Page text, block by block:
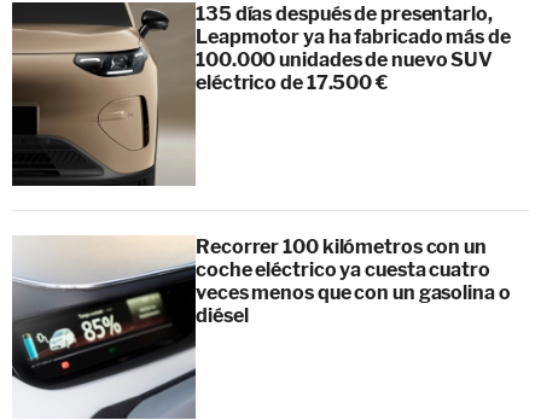
135 días después de presentarlo,
Leapmotor ya ha fabricado más de
100.000 unidades de nuevo SUV
eléctrico de 17.500 €
Recorrer 100 kilómetros con un
coche eléctrico ya cuesta cuatro
veces menos que con un gasolina o
diésel